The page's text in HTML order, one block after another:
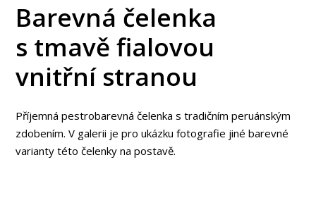
Barevná čelenka
s tmavě fialovou
vnitřní stranou
Příjemná pestrobarevná čelenka s tradičním peruánským
zdobením. V galerii je pro ukázku fotografie jiné barevné
varianty této čelenky na postavě.